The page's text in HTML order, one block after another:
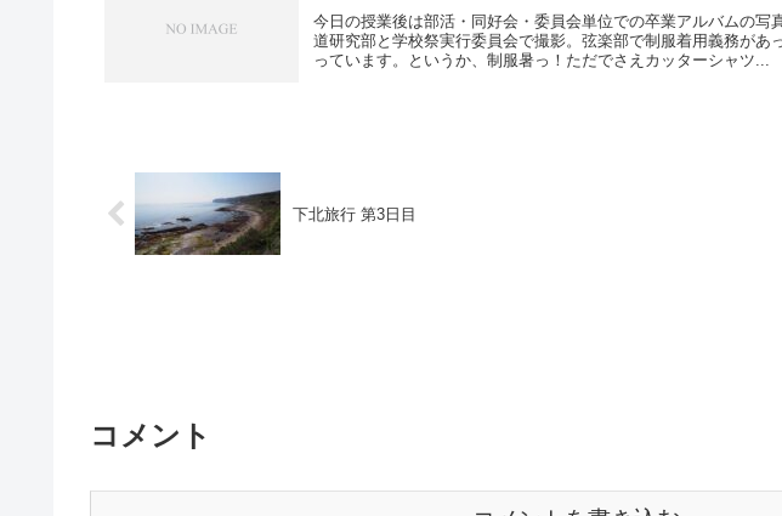
今日の授業後は部活・同好会・委員会単位での卒業アルバムの写
道研究部と学校祭実行委員会で撮影。弦楽部で制服着用義務があ
っています。というか、制服暑っ！ただでさえカッターシャツ...
下北旅行 第3日目
コメント